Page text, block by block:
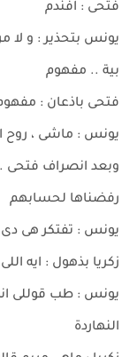
فتحى : افندم
يونس بتحذير : و لا
بية .. مفهوم
فتحى باذعان :
يونس : ماشى ،
وبعد انصراف فتحى ..
رفضناها لحسابهم
يونس : تفتكر هى دى
زكريا بذهول : ايه
يونس : طب قوللى
النهاردة